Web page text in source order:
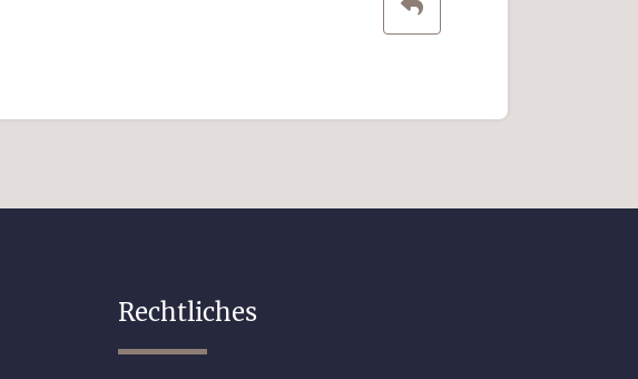
Rechtliches